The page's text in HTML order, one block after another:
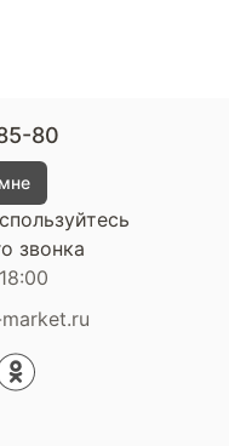
80
звонка